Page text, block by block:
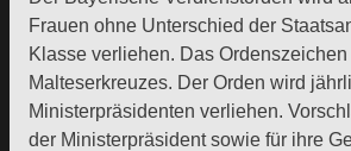
Frauen ohne Unterschied der
Klasse verliehen. Das
Malteserkreuzes. Der Orden wird
Ministerpräsidenten verliehen.
der Ministerpräsident sowie für ihre